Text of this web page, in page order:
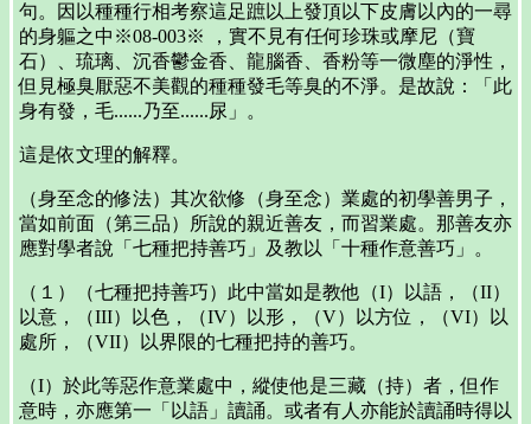
句。因以種種行相考察這足蹠以上發頂以下皮膚以內的一尋
的身軀之中※08-003※ ，實不見有任何珍珠或摩尼（寶
石）、琉璃、沉香鬱金香、龍腦香、香粉等一微塵的淨性，
但見極臭厭惡不美觀的種種發毛等臭的不淨。是故說：「此
身有發，毛......乃至......尿」。
這是依文理的解釋。
（身至念的修法）其次欲修（身至念）業處的初學善男子，
當如前面（第三品）所說的親近善友，而習業處。那善友亦
應對學者說「七種把持善巧」及教以「十種作意善巧」。
（１）（七種把持善巧）此中當如是教他（I）以語，（II）
以意，（III）以色，（IV）以形，（V）以方位，（VI）以
處所，（VII）以界限的七種把持的善巧。
（I）於此等惡作意業處中，縱使他是三藏（持）者，但作
意時，亦應第一「以語」讀誦。或者有人亦能於讀誦時得以